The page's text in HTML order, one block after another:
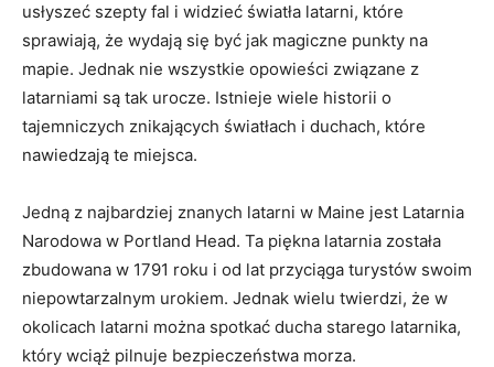
usłyszeć szepty⁣ fal i⁣ widzieć‌ światła latarni, które
sprawiają, że wydają⁢ się być⁢ jak ⁣magiczne‍ punkty na
mapie. Jednak nie wszystkie opowieści ‌związane ⁢z
latarniami są tak urocze. Istnieje ⁣wiele historii⁤ o
tajemniczych znikających ‍światłach i duchach, które
nawiedzają te‌ miejsca.
Jedną z najbardziej znanych​ latarni w ⁣Maine ​jest Latarnia
Narodowa w Portland Head. Ta piękna latarnia⁣ została
zbudowana w ⁢1791⁤ roku i od lat przyciąga turystów ⁣swoim
niepowtarzalnym urokiem. Jednak wielu twierdzi,‌ że ⁢w
okolicach latarni można spotkać ducha starego ⁢latarnika,
który wciąż pilnuje bezpieczeństwa morza.